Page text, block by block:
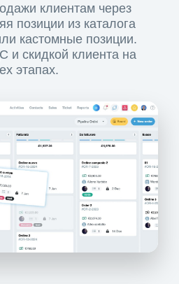
клиентам через
позиции из каталога
кастомные позиции.
и скидкой клиента на
этапах.